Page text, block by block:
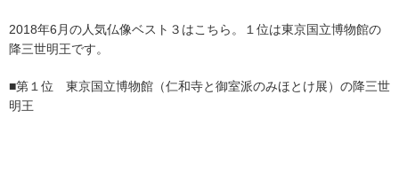
2018年6月の人気仏像ベスト３はこちら。１位は東京国立博物館の
降三世明王です。
■第１位 東京国立博物館（仁和寺と御室派のみほとけ展）の降三世
明王